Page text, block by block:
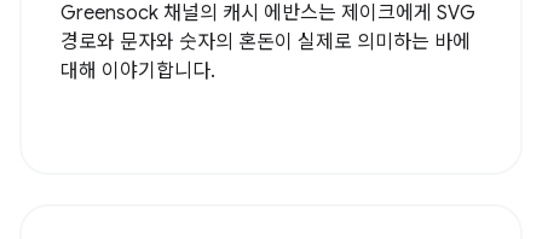
Greensock 채널의 캐시 에반스는 제이크에게 SVG
경로와 문자와 숫자의 혼돈이 실제로 의미하는 바에
대해 이야기합니다.